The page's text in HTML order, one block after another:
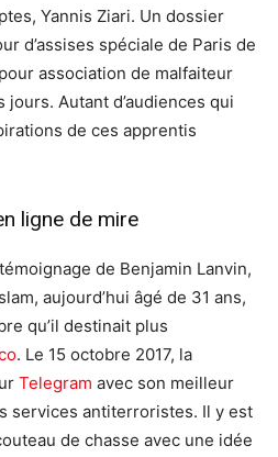
Yannis Ziari. Un dossier
d’assises spéciale de Paris de
association de malfaiteur
Autant d’audiences qui
de ces apprentis
ligne de mire
de Benjamin Lanvin,
aujourd’hui âgé de 31 ans,
qu’il destinait plus
. Le 15 octobre 2017, la
Telegram avec son meilleur
services antiterroristes. Il y est
de chasse avec une idée